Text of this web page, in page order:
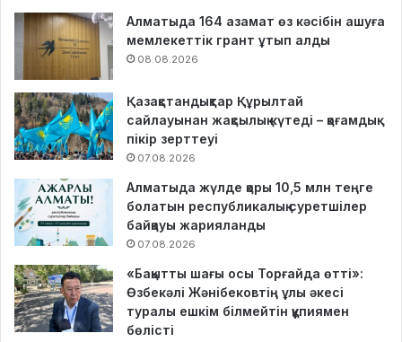
Алматыда 164 азамат өз кәсібін ашуға
мемлекеттік грант ұтып алды
08.08.2026
Қазақстандықтар Құрылтай
сайлауынан жақсылық күтеді – қоғамдық
пікір зерттеуі
07.08.2026
Алматыда жүлде қоры 10,5 млн теңге
болатын республикалық суретшілер
байқауы жарияланды
07.08.2026
«Бақытты шағы осы Торғайда өтті»:
Өзбекәлі Жәнібековтің ұлы әкесі
туралы ешкім білмейтін құпиямен
бөлісті